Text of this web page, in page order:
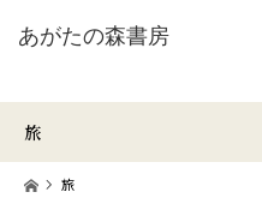
旅
ホーム旅